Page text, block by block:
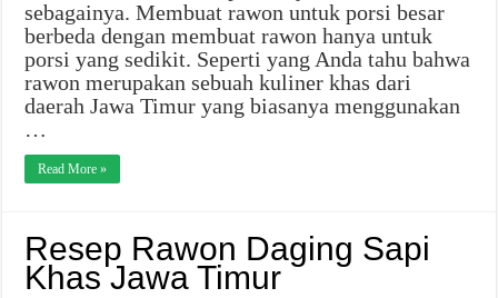
sebagainya. Membuat rawon untuk porsi besar
berbeda dengan membuat rawon hanya untuk
porsi yang sedikit. Seperti yang Anda tahu bahwa
rawon merupakan sebuah kuliner khas dari
daerah Jawa Timur yang biasanya menggunakan
…
Read More »
Resep Rawon Daging Sapi
Khas Jawa Timur